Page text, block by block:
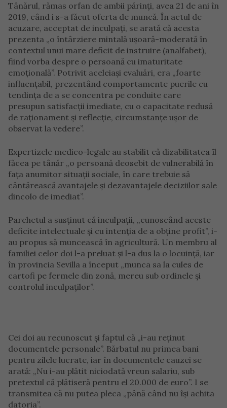
Tânărul, rămas orfan de ambii părinți, avea 21 de ani în
2019, când i s-a făcut oferta de muncă. În actul de
acuzare, acceptat de inculpați, se arată că acesta
prezenta „o întârziere mintală ușoară-moderată în
contextul unui mare deficit de instruire (analfabet),
fiind vorba despre o persoană cu imaturitate
emoțională”. Potrivit aceleiași evaluări, era „foarte
influențabil, prezentând comportamente puerile cu
tendința de a se concentra pe conduite care
presupun satisfacții imediate, cu o capacitate redusă
de raționament și reflecție, circumstanțe ușor de
observat la vedere”.
Expertizele medico-legale au stabilit că dizabilitatea îl
făcea pe tânăr „o persoană deosebit de vulnerabilă în
fața anumitor situații sociale, în care trebuie să
cântărească avantajele și dezavantajele deciziilor sale
dincolo de imediat”.
Parchetul a susținut că inculpații, „cunoscând aceste
deficite intelectuale și cu intenția de a obține profit”, i-
au propus să muncească în agricultură. Un membru al
familiei celor doi l-a preluat și l-a dus la o locuință, iar
în provincia Sevilla a început „munca sa la cules de
cartofi pe fermele din zonă, mereu sub ordinele și
controlul inculpaților”.
Cei doi au recunoscut și faptul că „i-au reținut
documentele personale”. Bărbatul nu primea bani
pentru zilele lucrate, iar în documentele cauzei se
arată: „Nu i-au plătit niciodată vreun salariu, sub
pretextul că plătiseră pentru el 20.000 de euro”. I se
transmitea că nu putea pleca „până când nu își achita
datoria”.